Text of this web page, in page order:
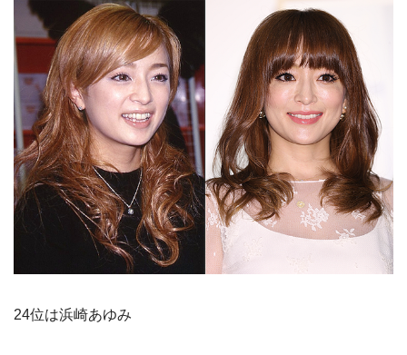
24位は浜崎あゆみ